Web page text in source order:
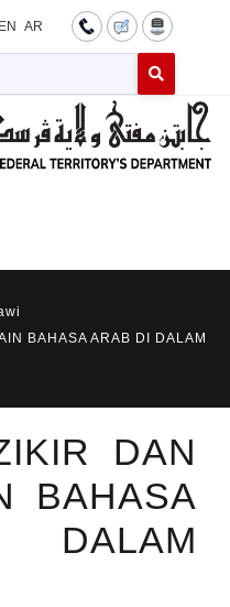
EN AR
Type 2 or
BAHASA ARAB DI DALAM
DAN
BAHASA